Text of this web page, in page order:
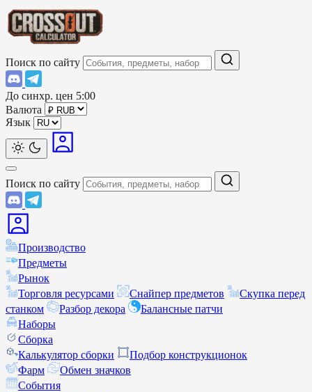
Поиск по сайту
До синхр. цен 5:00
Валюта
Язык
Поиск по сайту
Производство
Предметы
Рынок
Торговля ресурсами
Снайпер предметов
Скупка перед
станком
Разбор декора
Балансные патчи
Наборы
Сборка
Калькулятор сборки
Подбор конструкционок
Фарм
Обмен значков
События